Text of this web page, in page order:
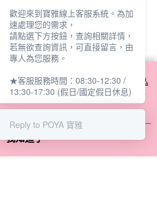
全站排行
本網站使用 cookie 方式之詳情，及若您不希
更電腦的 cookie 設定，請參閱本網站「
隱私
使用本網站即表示您同意本公司得按本網站使
。
我知道了
歡迎來到寶雅線上客服系統。為加
速處理您的需求，
請點選下方按鈕，查詢相關詳情，
若無欲查詢資訊，可直接留言，由
專人為您服務。
★客服服務時間：08:30-12:30 /
13:30-17:30 (假日/國定假日休息)
Reply to POYA 寶雅